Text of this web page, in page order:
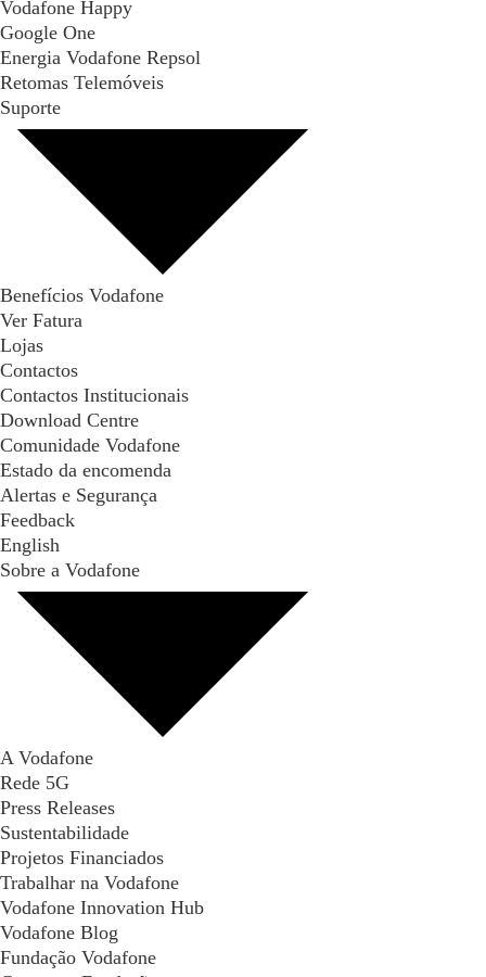
Vodafone Happy
Google One
Energia Vodafone Repsol
Retomas Telemóveis
Suporte
Benefícios Vodafone
Ver Fatura
Lojas
Contactos
Contactos Institucionais
Download Centre
Comunidade Vodafone
Estado da encomenda
Alertas e Segurança
Feedback
English
Sobre a Vodafone
A Vodafone
Rede 5G
Press Releases
Sustentabilidade
Projetos Financiados
Trabalhar na Vodafone
Vodafone Innovation Hub
Vodafone Blog
Fundação Vodafone